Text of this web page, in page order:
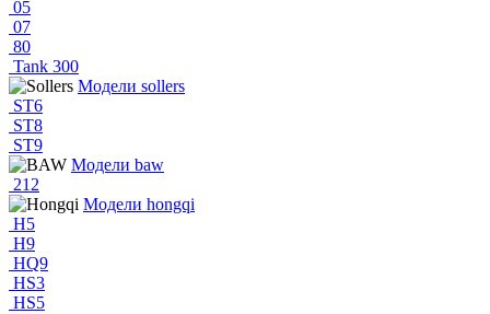
05
07
80
Tank 300
Модели sollers
ST6
ST8
ST9
Модели baw
212
Модели hongqi
H5
H9
HQ9
HS3
HS5